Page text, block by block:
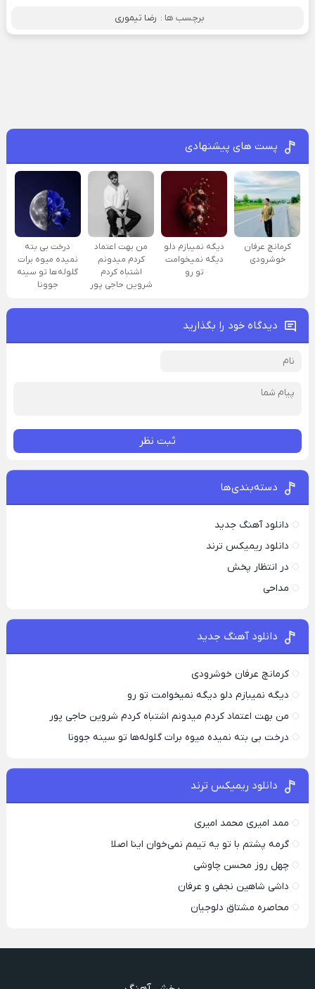
برچسب ها : رضا تیموری
پست های پیشنهادی
کرمانچ عرفان
خوشرودی
دیگه نمیبازم دلو
دیگه نمیخوامت
تو رو
من بهت اعتماد
کردم میدونم
اشتباه کردم
شروین حاجی پور
درخت بی بته
نمیده میوه برات
گلوله‌ها تو سینه
جوونا
دیدگاه خود را بگذارید
ثبت نظر
دسته‌بندی‌ها
دانلود آهنگ جدید
دانلود ریمیکس ترند
در انتظار پخش
مداحی
دانلود آهنگ جدید
کرمانچ عرفان خوشرودی
دیگه نمیبازم دلو دیگه نمیخوامت تو رو
من بهت اعتماد کردم میدونم اشتباه کردم شروین حاجی پور
درخت بی بته نمیده میوه برات گلوله‌ها تو سینه جوونا
دانلود ریمیکس ترند
ممد امیری محمد امیری
گرمه پشتم با تو یه تیمم نمی‌خوان اینا اصلا
چهل روز محسن چاوشی
داشی شاهین نجفی و عرفان
محاصره مشتاق دلوجیان